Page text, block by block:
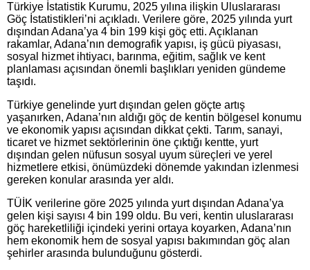
Türkiye İstatistik Kurumu, 2025 yılına ilişkin Uluslararası
Göç İstatistikleri’ni açıkladı. Verilere göre, 2025 yılında yurt
dışından Adana’ya 4 bin 199 kişi göç etti. Açıklanan
rakamlar, Adana’nın demografik yapısı, iş gücü piyasası,
sosyal hizmet ihtiyacı, barınma, eğitim, sağlık ve kent
planlaması açısından önemli başlıkları yeniden gündeme
taşıdı.
Türkiye genelinde yurt dışından gelen göçte artış
yaşanırken, Adana’nın aldığı göç de kentin bölgesel konumu
ve ekonomik yapısı açısından dikkat çekti. Tarım, sanayi,
ticaret ve hizmet sektörlerinin öne çıktığı kentte, yurt
dışından gelen nüfusun sosyal uyum süreçleri ve yerel
hizmetlere etkisi, önümüzdeki dönemde yakından izlenmesi
gereken konular arasında yer aldı.
TÜİK verilerine göre 2025 yılında yurt dışından Adana’ya
gelen kişi sayısı 4 bin 199 oldu. Bu veri, kentin uluslararası
göç hareketliliği içindeki yerini ortaya koyarken, Adana’nın
hem ekonomik hem de sosyal yapısı bakımından göç alan
şehirler arasında bulunduğunu gösterdi.